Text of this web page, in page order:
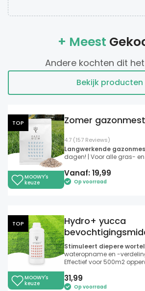
+ Meest
Andere kochten dit
Bekijk producten
TOP
MOOWY's
keuze
4.7 (157 Reviews)
Zomer gazonmest
Langwerkende
dagen! | Voor alle gras-
Vanaf: 19,99
Op voorraad
TOP
MOOWY's
keuze
Hydro+ yucca
Stimuleert diepere
wateropname en -
Effectief voor 500m2
31,99
Op voorraad